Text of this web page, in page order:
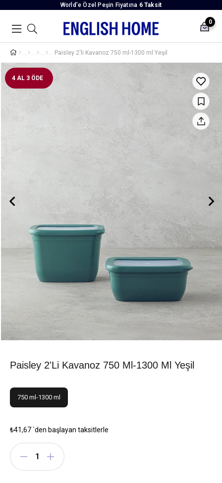
World’e Özel Peşin Fiyatına 6 Taksit
0
Paisley 2'li Kavanoz 750 ml-1300 ml Yeşil
4 AL 3 ÖDE
Paisley 2'li Kavanoz 750 Ml-1300 Ml Yeşil
750 ml-1300 ml
₺41,67`den başlayan taksitlerle